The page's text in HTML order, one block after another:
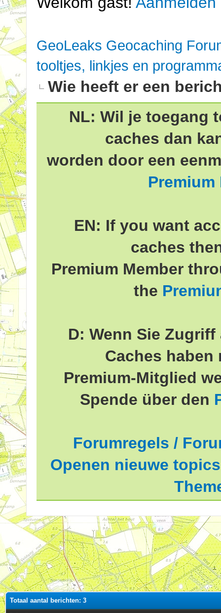
GeoLeaks Geocaching
tooltjes, linkjes en
Wie heeft er een
NL: Wil je toegang
caches dan
worden door een
Premium
EN: If you want
caches
Premium Member
the
D: Wenn Sie
Caches haben
Premium-Mitglied
Spende über den
Forumregels /
Openen nieuwe
Totaal aantal berichten: 3